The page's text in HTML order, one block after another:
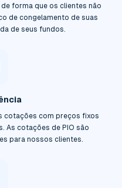
forma que os clientes não
de congelamento de suas
de seus fundos.
cotações com preços fixos
As cotações de PIO são
para nossos clientes.